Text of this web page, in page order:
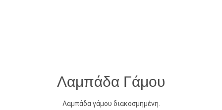
Λαμπάδα Γάμου
Λαμπάδα γάμου διακοσμημένη.